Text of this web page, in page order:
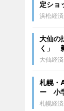
定ショ
浜松経
大仙の
く」
大仙経
札幌・
ー 小
札幌経